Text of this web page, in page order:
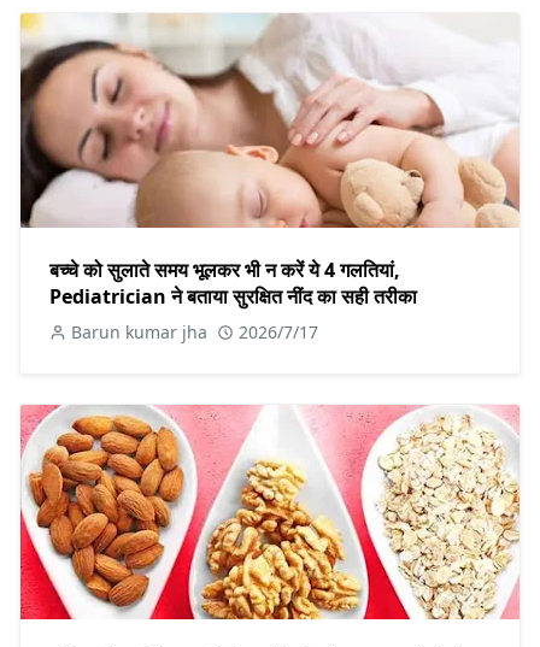
बच्चे को सुलाते समय भूलकर भी न करें ये 4 गलतियां,
Pediatrician ने बताया सुरक्षित नींद का सही तरीका
Barun kumar jha 2026/7/17